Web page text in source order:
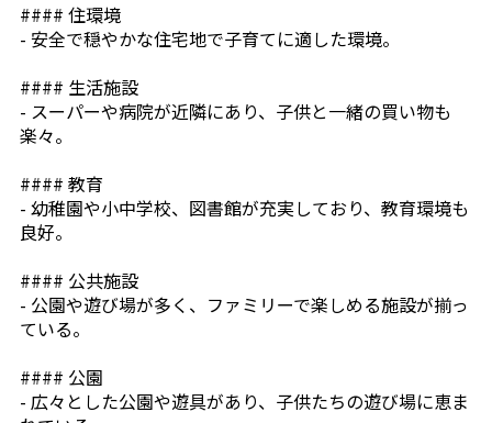
#### 住環境
- 安全で穏やかな住宅地で子育てに適した環境。
#### 生活施設
- スーパーや病院が近隣にあり、子供と一緒の買い物も
楽々。
#### 教育
- 幼稚園や小中学校、図書館が充実しており、教育環境も
良好。
#### 公共施設
- 公園や遊び場が多く、ファミリーで楽しめる施設が揃っ
ている。
#### 公園
- 広々とした公園や遊具があり、子供たちの遊び場に恵ま